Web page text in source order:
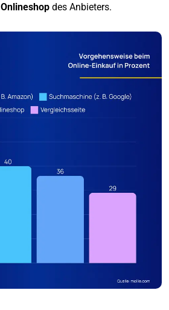
Onlineshop des Anbieters.